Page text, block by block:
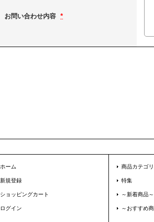
お問い合わせ内容 *
ホーム
新規登録
ショッピングカート
ログイン
商品カテゴ
特集
～新着商品～
～おすすめ